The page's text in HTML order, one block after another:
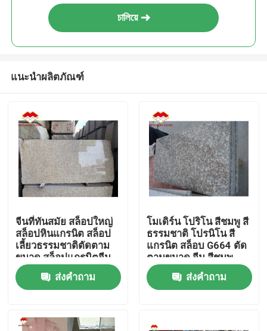
চালিয়ে
แนะนำผลิตภัณฑ์
จีนที่ทันสมัย สล็อปใหญ่
สล็อปหินแกรนิต สล็อป
เลี้ยวธรรมชาติตัดตาม
ขนาด สล็อปแกรนิตจีน
โป๊โป๊ โป๊ โป๊ โป๊
ส่งคำถาม
โมเดิร์น โปริโน สีชมพู สี
ธรรมชาติ โปรนิโน สี
แกรนิต สล็อบ G664 ตัด
ตามขนาด จีน สีชมพู
Porno Rosa ราคา
ส่งคำถาม